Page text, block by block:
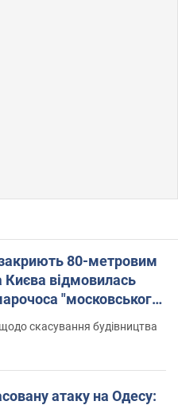
80-метровим
відмовилась
"московського
скасування будівництва
атаку на Одесу: